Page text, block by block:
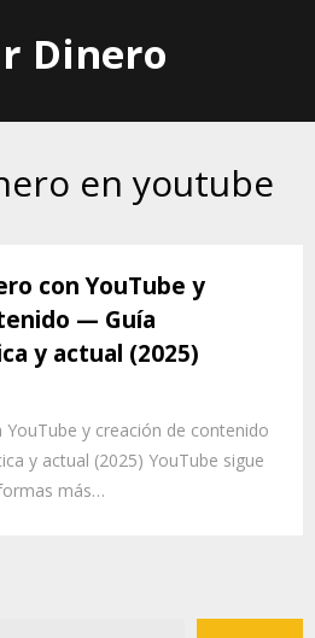
Dinero
en youtube
con YouTube y
— Guía
y actual (2025)
y creación de contenido
y actual (2025) YouTube sigue
más…